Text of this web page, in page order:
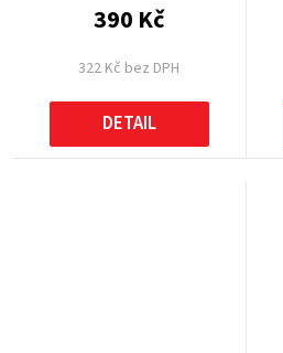
322 Kč bez DPH
390 Kč
DETAIL